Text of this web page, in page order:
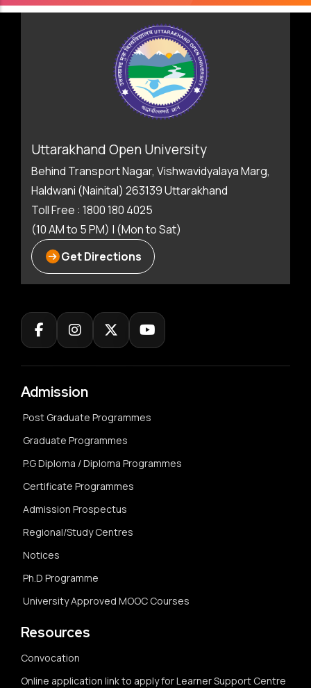
Uttarakhand Open University
Behind Transport Nagar, Vishwavidyalaya Marg,
Haldwani (Nainital) 263139 Uttarakhand
Toll Free : 1800 180 4025
(10 AM to 5 PM) | (Mon to Sat)
Get Directions
Admission
Post Graduate Programmes
Graduate Programmes
P.G Diploma / Diploma Programmes
Certificate Programmes
Admission Prospectus
Regional/Study Centres
Notices
Ph.D Programme
University Approved MOOC Courses
Resources
Convocation
Online application link to apply for Learner Support Centre